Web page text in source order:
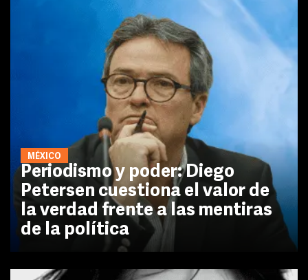
MÉXICO
Periodismo y poder: Diego
Petersen cuestiona el valor de
la verdad frente a las mentiras
de la política